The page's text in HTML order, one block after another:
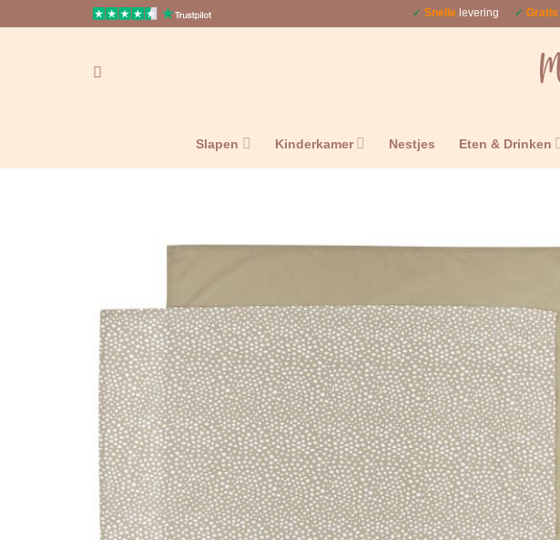
✓ Snelle levering ✓ Gratis
Slapen Kinderkamer Nestjes Eten & Drinken